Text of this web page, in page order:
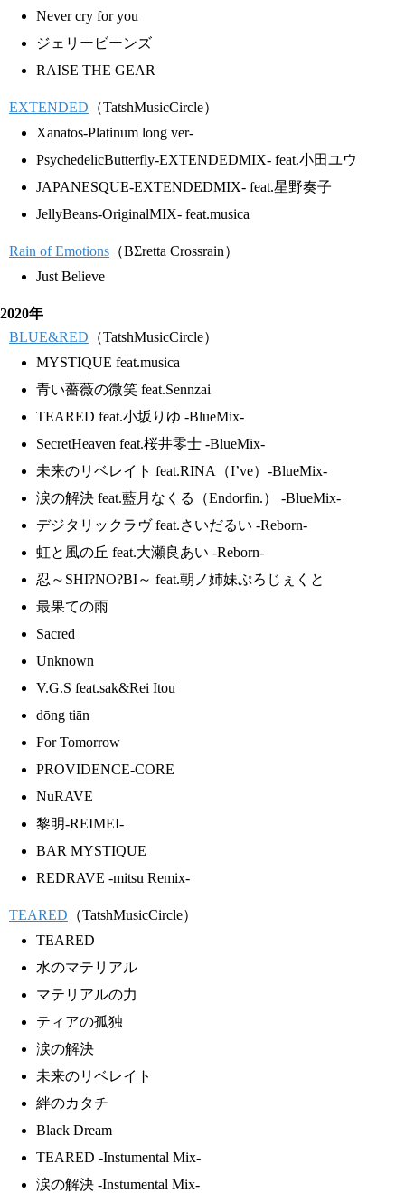
Never cry for you
ジェリービーンズ
RAISE THE GEAR
EXTENDED （TatshMusicCircle）
Xanatos-Platinum long ver-
PsychedelicButterfly-EXTENDEDMIX- feat.小田ユウ
JAPANESQUE-EXTENDEDMIX- feat.星野奏子
JellyBeans-OriginalMIX- feat.musica
Rain of Emotions （BΣretta Crossrain）
Just Believe
2020年
BLUE&RED （TatshMusicCircle）
MYSTIQUE feat.musica
青い薔薇の微笑 feat.Sennzai
TEARED feat.小坂りゆ -BlueMix-
SecretHeaven feat.桜井零士 -BlueMix-
未来のリベレイト feat.RINA（I’ve）-BlueMix-
涙の解決 feat.藍月なくる（Endorfin.） -BlueMix-
デジタリックラヴ feat.さいだるい -Reborn-
虹と風の丘 feat.大瀬良あい -Reborn-
忍～SHI?NO?BI～ feat.朝ノ姉妹ぷろじぇくと
最果ての雨
Sacred
Unknown
V.G.S feat.sak&Rei Itou
dōng tiān
For Tomorrow
PROVIDENCE-CORE
NuRAVE
黎明-REIMEI-
BAR MYSTIQUE
REDRAVE -mitsu Remix-
TEARED （TatshMusicCircle）
TEARED
水のマテリアル
マテリアルの力
ティアの孤独
涙の解決
未来のリベレイト
絆のカタチ
Black Dream
TEARED -Instumental Mix-
涙の解決 -Instumental Mix-